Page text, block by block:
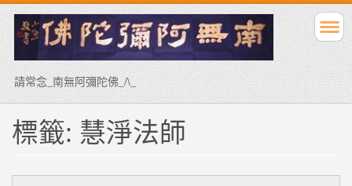
請常念_南無阿彌陀佛_/\_
標籤: 慧淨法師